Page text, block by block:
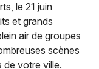
le 21 juin
et grands
air de groupes
scènes
de votre ville.